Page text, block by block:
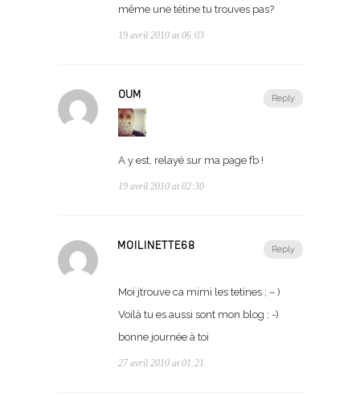
même une tétine tu trouves pas?
19 avril 2010 at 06:03
Reply
OUM
A y est, relayé sur ma page fb !
19 avril 2010 at 02:30
Reply
MOILINETTE68
Moi jtrouve ca mimi les tetines ; – )
Voilà tu es aussi sont mon blog ; -)
bonne journée à toi
27 avril 2010 at 01:21